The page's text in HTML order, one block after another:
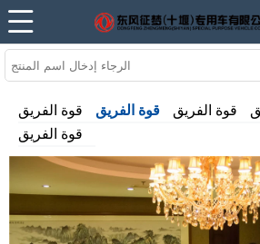
قوة الفريق قوة الفريق قوة الفريق
قوة الفريق